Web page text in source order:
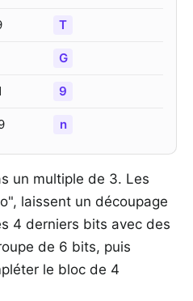
T
G
9
n
un multiple de 3. Les
laissent un découpage
4 derniers bits avec des
de 6 bits, puis
le bloc de 4